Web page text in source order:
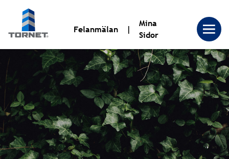
Tornet
Bostadsproduktion
AB
Felanmälan
Mina
Sidor